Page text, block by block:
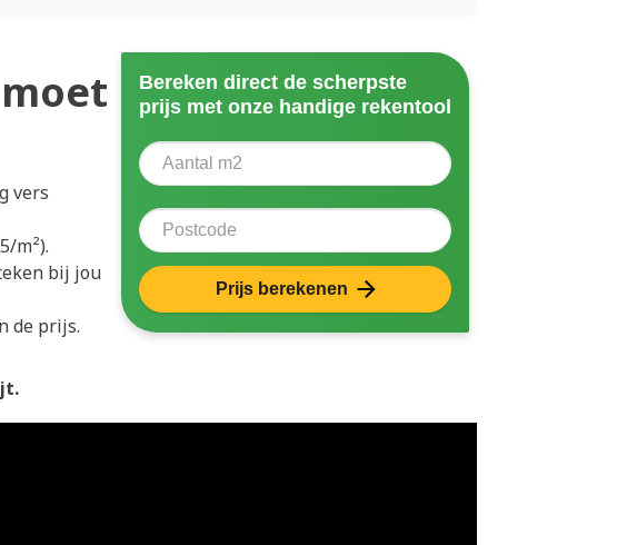
vers
m²).
bij jou
de prijs.
Bereken direct de scherpste
prijs met onze handige rekentool
Aantal vierkante meter
Postcode
Prijs berekenen